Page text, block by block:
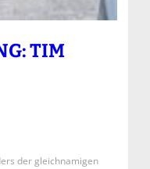
TIM
der gleichnamigen